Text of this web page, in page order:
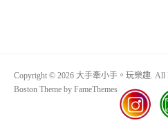
Copyright © 2026 大手牽小手。玩樂趣. All
Boston Theme by FameThemes